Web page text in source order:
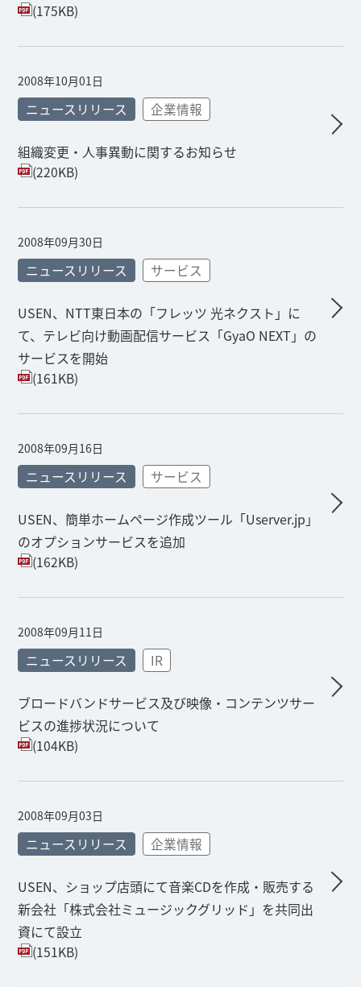
(175KB)
2008年10月01日
ニュースリリース 企業情報
組織変更・人事異動に関するお知らせ
(220KB)
2008年09月30日
ニュースリリース サービス
USEN、NTT東日本の「フレッツ 光ネクスト」に
て、テレビ向け動画配信サービス「GyaO NEXT」の
サービスを開始
(161KB)
2008年09月16日
ニュースリリース サービス
USEN、簡単ホームページ作成ツール「Userver.jp」
のオプションサービスを追加
(162KB)
2008年09月11日
ニュースリリース IR
ブロードバンドサービス及び映像・コンテンツサー
ビスの進捗状況について
(104KB)
2008年09月03日
ニュースリリース 企業情報
USEN、ショップ店頭にて音楽CDを作成・販売する
新会社「株式会社ミュージックグリッド」を共同出
資にて設立
(151KB)